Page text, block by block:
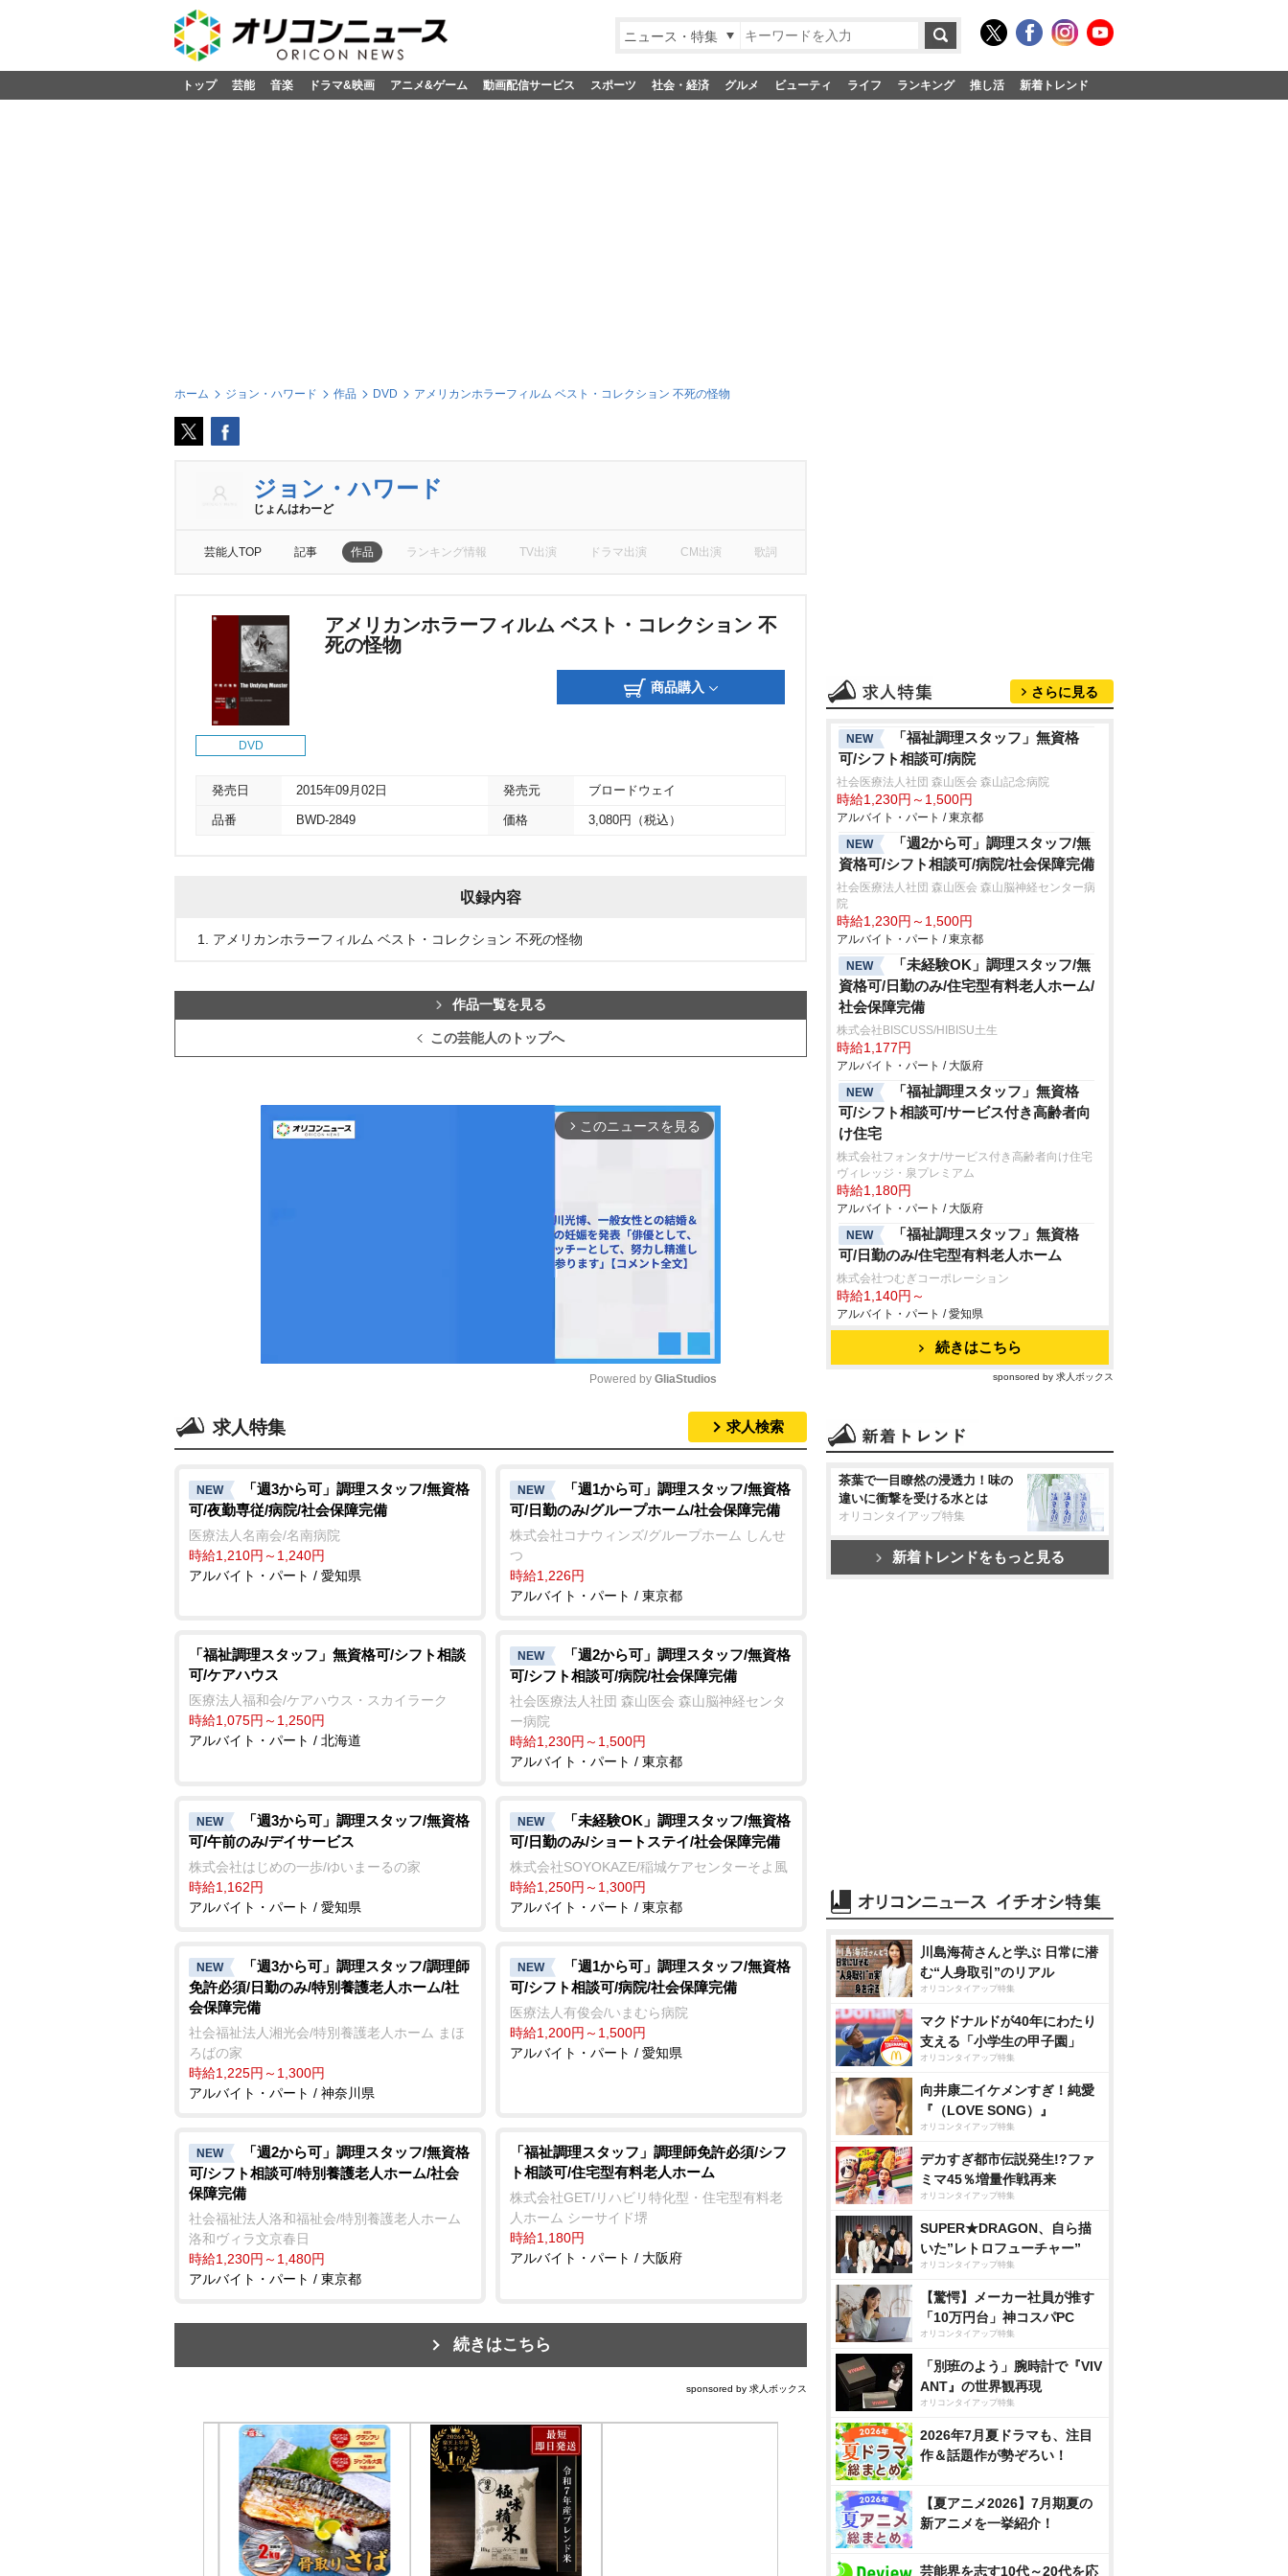
ニュース・特集
トップ 芸能 音楽 ドラマ&映画 アニメ&ゲーム 動画配信サービス スポーツ 社会・経済 グルメ ビューティ ライフ ランキング 推し活 新着トレンド
ホーム ジョン・ハワード 作品 DVD アメリカンホラーフィルム ベスト・コレクション 不死の怪物
ジョン・ハワード
じょんはわーど
芸能人TOP 記事 作品 ランキング情報 TV出演 ドラマ出演 CM出演 歌詞
DVD
アメリカンホラーフィルム ベスト・コレクション 不
死の怪物
商品購入
発売日 2015年09月02日 発売元 ブロードウェイ
品番 BWD-2849 価格 3,080円（税込）
収録内容
1. アメリカンホラーフィルム ベスト・コレクション 不死の怪物
作品一覧を見る
この芸能人のトップへ
arrow_forward_ios このニュースを見る
t
e
Powered by GliaStudios
求人特集 求人検索
NEW
「週3から可」調理スタッフ/無資格
可/夜勤専従/病院/社会保障完備
医療法人名南会/名南病院
時給1,210円～1,240円
アルバイト・パート / 愛知県
NEW
「週1から可」調理スタッフ/無資格
可/日勤のみ/グループホーム/社会保障完備
株式会社コナウィンズ/グループホーム しんせ
つ
時給1,226円
アルバイト・パート / 東京都
「福祉調理スタッフ」無資格可/シフト相談
可/ケアハウス
医療法人福和会/ケアハウス・スカイラーク
時給1,075円～1,250円
アルバイト・パート / 北海道
NEW
「週2から可」調理スタッフ/無資格
可/シフト相談可/病院/社会保障完備
社会医療法人社団 森山医会 森山脳神経センタ
ー病院
時給1,230円～1,500円
アルバイト・パート / 東京都
NEW
「週3から可」調理スタッフ/無資格
可/午前のみ/デイサービス
株式会社はじめの一歩/ゆいまーるの家
時給1,162円
アルバイト・パート / 愛知県
NEW
「未経験OK」調理スタッフ/無資格
可/日勤のみ/ショートステイ/社会保障完備
株式会社SOYOKAZE/稲城ケアセンターそよ風
時給1,250円～1,300円
アルバイト・パート / 東京都
NEW
「週3から可」調理スタッフ/調理師
免許必須/日勤のみ/特別養護老人ホーム/社
会保障完備
社会福祉法人湘光会/特別養護老人ホーム まほ
ろばの家
時給1,225円～1,300円
アルバイト・パート / 神奈川県
NEW
「週1から可」調理スタッフ/無資格
可/シフト相談可/病院/社会保障完備
医療法人有俊会/いまむら病院
時給1,200円～1,500円
アルバイト・パート / 愛知県
NEW
「週2から可」調理スタッフ/無資格
可/シフト相談可/特別養護老人ホーム/社会
保障完備
社会福祉法人洛和福祉会/特別養護老人ホーム
洛和ヴィラ文京春日
時給1,230円～1,480円
アルバイト・パート / 東京都
「福祉調理スタッフ」調理師免許必須/シフ
ト相談可/住宅型有料老人ホーム
株式会社GET/リハビリ特化型・住宅型有料老
人ホーム シーサイド堺
時給1,180円
アルバイト・パート / 大阪府
続きはこちら
sponsored by 求人ボックス
さらに見る
NEW
「福祉調理スタッフ」無資格
可/シフト相談可/病院
社会医療法人社団 森山医会 森山記念病院
時給1,230円～1,500円
アルバイト・パート / 東京都
NEW
「週2から可」調理スタッフ/無
資格可/シフト相談可/病院/社会保障完備
社会医療法人社団 森山医会 森山脳神経センター病
院
時給1,230円～1,500円
アルバイト・パート / 東京都
NEW
「未経験OK」調理スタッフ/無
資格可/日勤のみ/住宅型有料老人ホーム/
社会保障完備
株式会社BISCUSS/HIBISU土生
時給1,177円
アルバイト・パート / 大阪府
NEW
「福祉調理スタッフ」無資格
可/シフト相談可/サービス付き高齢者向
け住宅
株式会社フォンタナ/サービス付き高齢者向け住宅
ヴィレッジ・泉プレミアム
時給1,180円
アルバイト・パート / 大阪府
NEW
「福祉調理スタッフ」無資格
可/日勤のみ/住宅型有料老人ホーム
株式会社つむぎコーポレーション
時給1,140円～
アルバイト・パート / 愛知県
続きはこちら
sponsored by 求人ボックス
茶葉で一目瞭然の浸透力！味の
違いに衝撃を受ける水とは
オリコンタイアップ特集
新着トレンドをもっと見る
川島海荷さんと学ぶ 日常に潜
む“人身取引”のリアル
オリコンタイアップ特集
マクドナルドが40年にわたり
支える「小学生の甲子園」
オリコンタイアップ特集
向井康二イケメンすぎ！純愛
『（LOVE SONG）』
オリコンタイアップ特集
デカすぎ都市伝説発生!?ファ
ミマ45％増量作戦再来
オリコンタイアップ特集
SUPER★DRAGON、自ら描
いた”レトロフューチャー”
オリコンタイアップ特集
【驚愕】メーカー社員が推す
「10万円台」神コスパPC
オリコンタイアップ特集
「別班のよう」腕時計で『VIV
ANT』の世界観再現
オリコンタイアップ特集
2026年7月夏ドラマも、注目
作＆話題作が勢ぞろい！
【夏アニメ2026】7月期夏の
新アニメを一挙紹介！
芸能界を志す10代～20代を応